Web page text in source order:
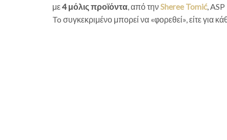
με4 μόλις προϊόντα, από τηνSheree Tomić,
To συγκεκριμένο μπορεί να «φορεθεί», είτε για